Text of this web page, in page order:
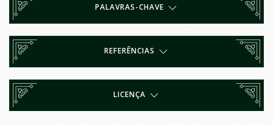
PALAVRAS-CHAVE
REFERÊNCIAS
LICENÇA